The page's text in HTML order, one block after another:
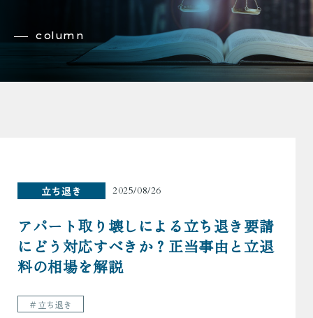
column
立ち退き 2025/08/26
アパート取り壊しによる立ち退き要請
にどう対応すべきか？正当事由と立退
料の相場を解説
＃立ち退き